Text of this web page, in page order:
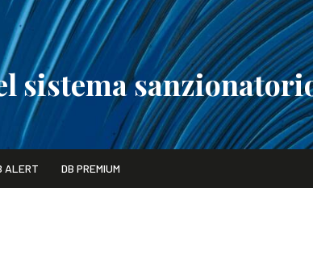
sistema
/ 1° Ottobre
ALERT DB PREMIUM